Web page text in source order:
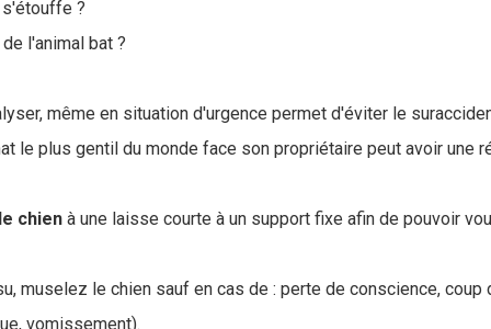
?
l'animal bat ?
même en situation d'urgence permet d'éviter le
le plus gentil du monde face son propriétaire peut avoir une
chien à une laisse courte à un support fixe afin de pouvoir
muselez le chien sauf en cas de : perte de conscience, coup
vomissement).